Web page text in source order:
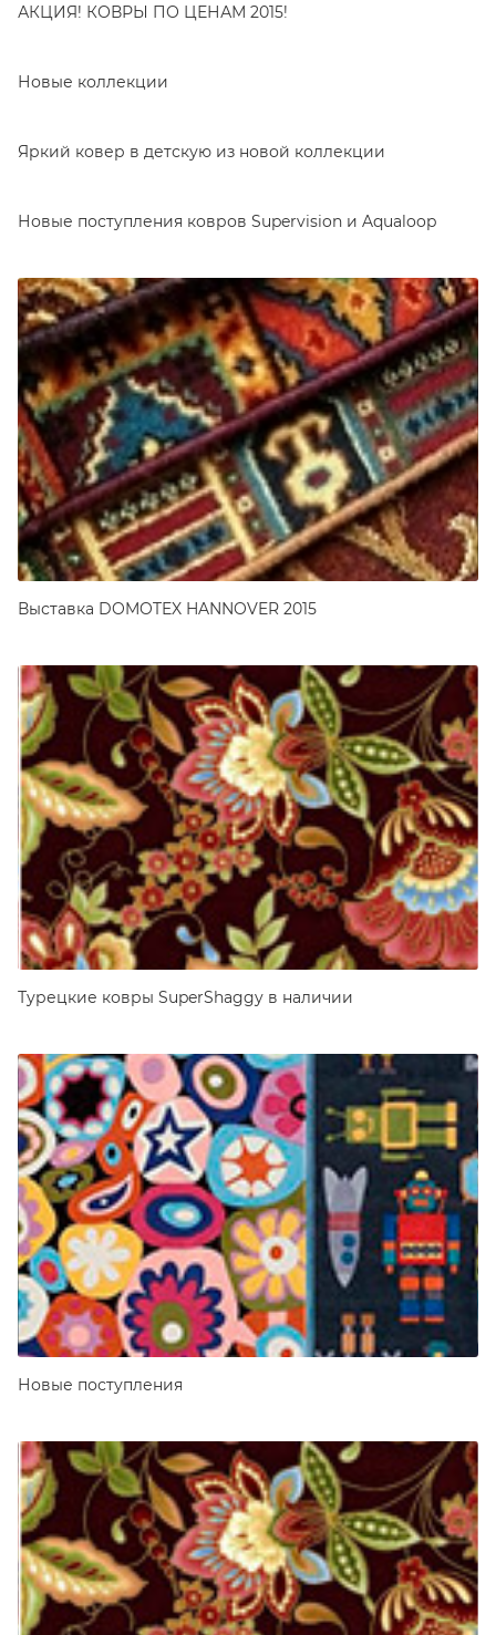
АКЦИЯ! КОВРЫ ПО ЦЕНАМ 2015!
Новые коллекции
Яркий ковер в детскую из новой коллекции
Новые поступления ковров Supervision и Aqualoop
Выставка DOMOTEX HANNOVER 2015
Турецкие ковры SuperShaggy в наличии
Новые поступления